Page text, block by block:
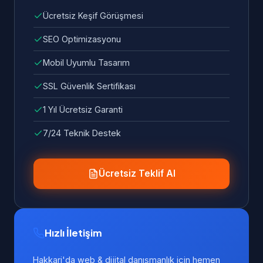
Ücretsiz Keşif Görüşmesi
SEO Optimizasyonu
Mobil Uyumlu Tasarım
SSL Güvenlik Sertifikası
1 Yıl Ücretsiz Garanti
7/24 Teknik Destek
Ücretsiz Teklif Al
Hızlı İletişim
Hakkari'da web & dijital danışmanlık için hemen